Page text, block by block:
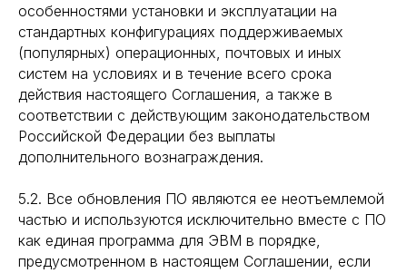
особенностями установки и эксплуатации на
стандартных конфигурациях поддерживаемых
(популярных) операционных, почтовых и иных
систем на условиях и в течение всего срока
действия настоящего Соглашения, а также в
соответствии с действующим законодательством
Российской Федерации без выплаты
дополнительного вознаграждения.
5.2. Все обновления ПО являются ее неотъемлемой
частью и используются исключительно вместе с ПО
как единая программа для ЭВМ в порядке,
предусмотренном в настоящем Соглашении, если